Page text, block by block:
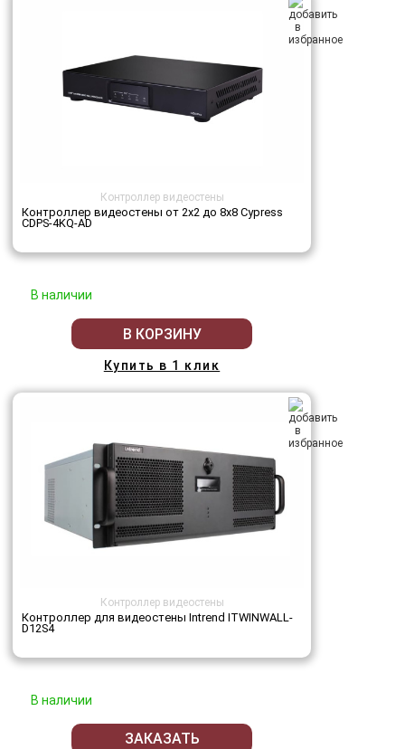
Контроллер видеостены
Контроллер видеостены от 2х2 до 8х8 Cypress
CDPS-4KQ-AD
В наличии
В КОРЗИНУ
Купить в 1 клик
Контроллер видеостены
Контроллер для видеостены Intrend ITWINWALL-
D12S4
В наличии
ЗАКАЗАТЬ